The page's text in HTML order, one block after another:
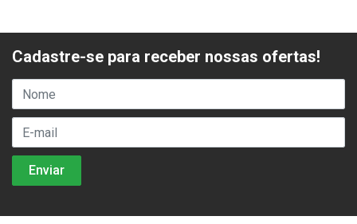
Cadastre-se para receber nossas ofertas!